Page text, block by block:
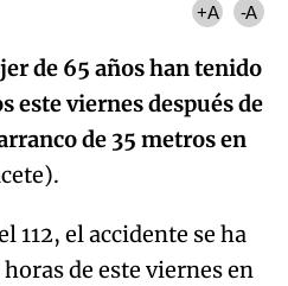
+A -A
de 65 años han tenido
este viernes después de
de 35 metros en
112, el accidente se ha
de este viernes en